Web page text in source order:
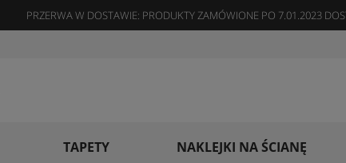
PRZERWA W DOSTAWIE: PRODUKTY ZAMÓWIONE PO 7.01.2023
TAPETY NAKLEJKI NA ŚCIANĘ